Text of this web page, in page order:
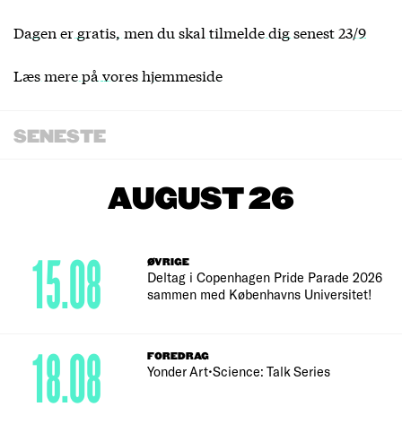
Dagen er gratis, men du skal tilmelde dig senest 23/9
Læs mere på vores hjemmeside
SENESTE
AUGUST 26
ØVRIGE
Deltag i Copenhagen Pride Parade 2026
sammen med Københavns Universitet!
15.08
FOREDRAG
Yonder Art•Science: Talk Series
18.08